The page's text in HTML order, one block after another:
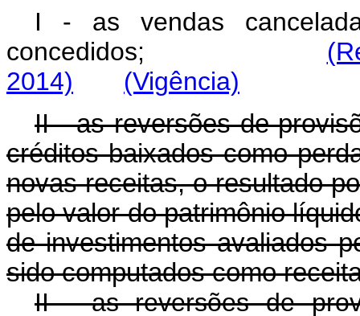
I - as vendas
concedidos;
2014)
(Vigência)
II - as reversões de
créditos baixados como
novas receitas, o resultado
pelo valor do patrimônio
de investimentos avaliados
sido computados como
II - as reversões de